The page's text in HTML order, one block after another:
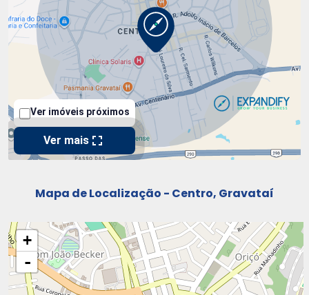
Mapa de Localização - Centro, Gravataí